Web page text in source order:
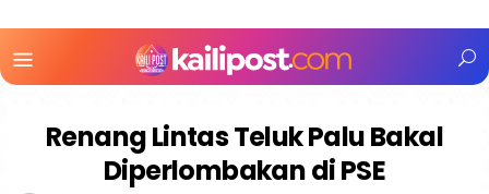
Mobile
Renang Lintas Teluk Palu Bakal
Diperlombakan di PSE